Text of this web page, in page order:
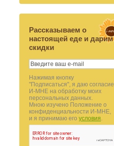
Рассказываем о
настоящей еде и дарим
скидки
Нажимая кнопку
"Подписаться", я даю согласие
И-МНЕ на обработку моих
персональных данных.
Мною изучено Положение о
конфиденциальности И-МНЕ,
и я принимаю его условия.